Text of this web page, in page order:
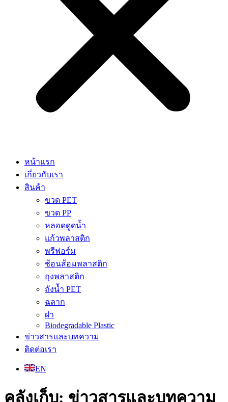
หน้าแรก
เกี่ยวกับเรา
สินค้า
ขวด PET
ขวด PP
หลอดดูดน้ำ
แก้วพลาสติก
พรีฟอร์ม
ช้อนส้อมพลาสติก
ถุงพลาสติก
ถังน้ำ PET
ฉลาก
ฝา
Biodegradable Plastic
ข่าวสารและบทความ
ติดต่อเรา
EN
คลังเก็บ: ข่าวสารและบทความ